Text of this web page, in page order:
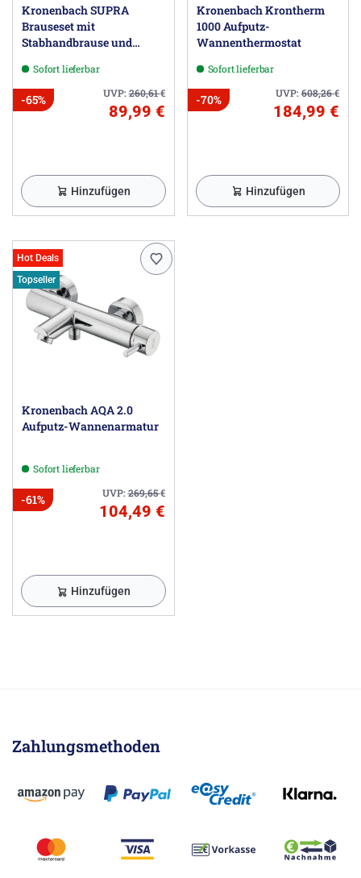
Kronenbach SUPRA
Brauseset mit
Stabhandbrause und
Sofort lieferbar
UVP:260,61€
-65%
89,99 €
Hinzufügen
Kronenbach Krontherm
1000 Aufputz-
Wannenthermostat
Sofort lieferbar
UVP:608,26€
-70%
184,99 €
Hinzufügen
Hot Deals
Topseller
Kronenbach AQA 2.0
Aufputz-Wannenarmatur
Sofort lieferbar
UVP:269,65€
-61%
104,49 €
Hinzufügen
Zahlungsmethoden